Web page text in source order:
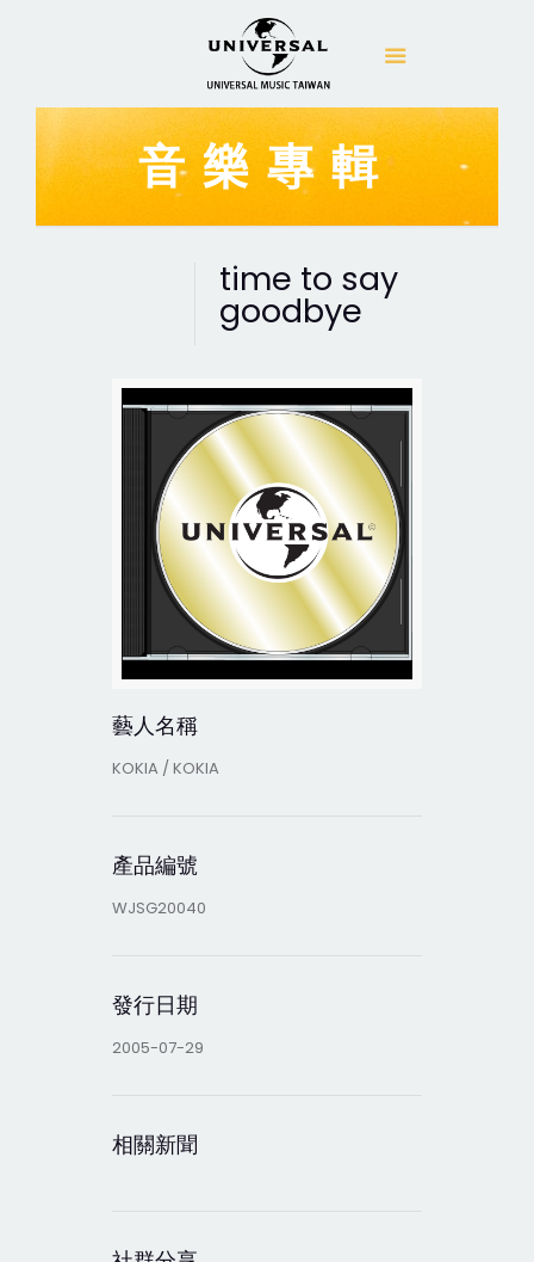
音樂專輯
time to say
goodbye
藝人名稱
KOKIA / KOKIA
產品編號
WJSG20040
發行日期
2005-07-29
相關新聞